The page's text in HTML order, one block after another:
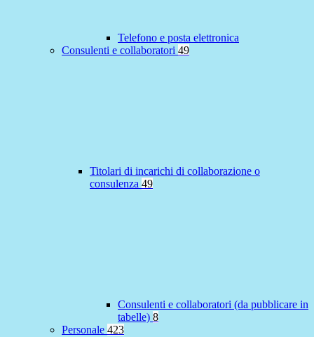
Telefono e posta elettronica
Consulenti e collaboratori 49
Titolari di incarichi di collaborazione o
consulenza 49
Consulenti e collaboratori (da pubblicare in
tabelle) 8
Personale 423